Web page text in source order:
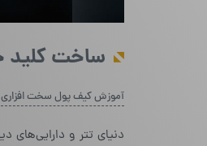
ساخت
آموزش کیف پول سخت افزاری
دنیای تتر و